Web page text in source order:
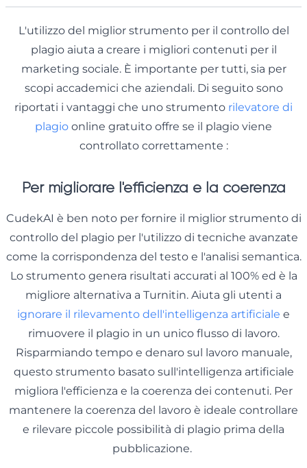
L'utilizzo del miglior strumento per il controllo del
plagio aiuta a creare i migliori contenuti per il
marketing sociale. È importante per tutti, sia per
scopi accademici che aziendali. Di seguito sono
riportati i vantaggi che uno strumento rilevatore di
plagio online gratuito offre se il plagio viene
controllato correttamente :
Per migliorare l'efficienza e la coerenza
CudekAI è ben noto per fornire il miglior strumento di
controllo del plagio per l'utilizzo di tecniche avanzate
come la corrispondenza del testo e l'analisi semantica.
Lo strumento genera risultati accurati al 100% ed è la
migliore alternativa a Turnitin. Aiuta gli utenti a
ignorare il rilevamento dell'intelligenza artificiale e
rimuovere il plagio in un unico flusso di lavoro.
Risparmiando tempo e denaro sul lavoro manuale,
questo strumento basato sull'intelligenza artificiale
migliora l'efficienza e la coerenza dei contenuti. Per
mantenere la coerenza del lavoro è ideale controllare
e rilevare piccole possibilità di plagio prima della
pubblicazione.